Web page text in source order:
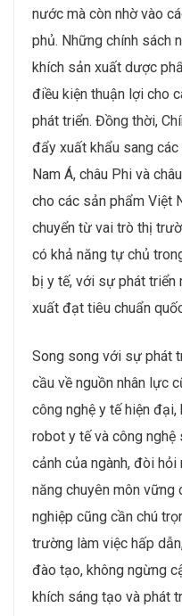
nước mà còn nhờ vào
phủ. Những chính sách
khích sản xuất dược
điều kiện thuận lợi cho
phát triển. Đồng thời,
đẩy xuất khẩu sang
Nam Á, châu Phi và
cho các sản phẩm Việt
chuyển từ vai trò thị
có khả năng tự chủ
bị y tế, với sự phát triển
xuất đạt tiêu chuẩn
Song song với sự phát
cầu về nguồn nhân lực
công nghệ y tế hiện
robot y tế và công
cảnh của ngành, đòi
năng chuyên môn vững
nghiệp cũng cần chú
trường làm việc hấp
đào tạo, không ngừng
khích sáng tạo và phát